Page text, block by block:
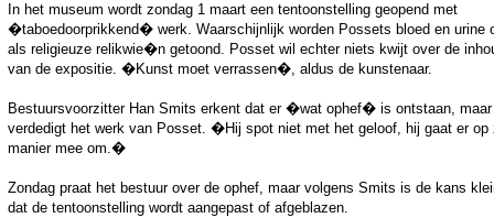
In het museum wordt zondag 1 maart een tentoonstelling geopend met
�taboedoorprikkend� werk. Waarschijnlijk worden Possets bloed en urine
als religieuze relikwie�n getoond. Posset wil echter niets kwijt over de
van de expositie. �Kunst moet verrassen�, aldus de kunstenaar.
Bestuursvoorzitter Han Smits erkent dat er �wat ophef� is ontstaan,
verdedigt het werk van Posset. �Hij spot niet met het geloof, hij gaat er op
manier mee om.�
Zondag praat het bestuur over de ophef, maar volgens Smits is de kans
dat de tentoonstelling wordt aangepast of afgeblazen.